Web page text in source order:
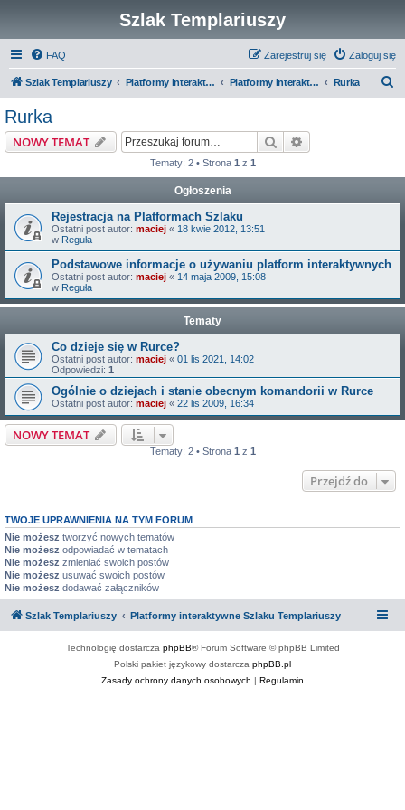
Szlak Templariuszy
FAQ Zaloguj się
Zarejestruj się
Szlak Templariuszy Platformy interaktywne Szlaku Templariuszy Platformy interaktywne - Miejsca związane z Templariuszami Rurka
Rurka
NOWY TEMAT Szukaj
Tematy: 2 • Strona 1 z 1
Ogłoszenia
Rejestracja na Platformach Szlaku
Ostatni post autor: maciej « 18 kwie 2012, 13:51
w Reguła
Podstawowe informacje o używaniu platform interaktywnych
Ostatni post autor: maciej « 14 maja 2009, 15:08
w Reguła
Tematy
Co dzieje się w Rurce?
Ostatni post autor: maciej « 01 lis 2021, 14:02
Odpowiedzi: 1
Ogólnie o dziejach i stanie obecnym komandorii w Rurce
Ostatni post autor: maciej « 22 lis 2009, 16:34
NOWY TEMAT
Tematy: 2 • Strona 1 z 1
Przejdź do
TWOJE UPRAWNIENIA NA TYM FORUM
Nie możesz tworzyć nowych tematów
Nie możesz odpowiadać w tematach
Nie możesz zmieniać swoich postów
Nie możesz usuwać swoich postów
Nie możesz dodawać załączników
Szlak Templariuszy Platformy interaktywne Szlaku Templariuszy
Technologię dostarcza phpBB® Forum Software © phpBB Limited
Polski pakiet językowy dostarcza phpBB.pl
Zasady ochrony danych osobowych | Regulamin